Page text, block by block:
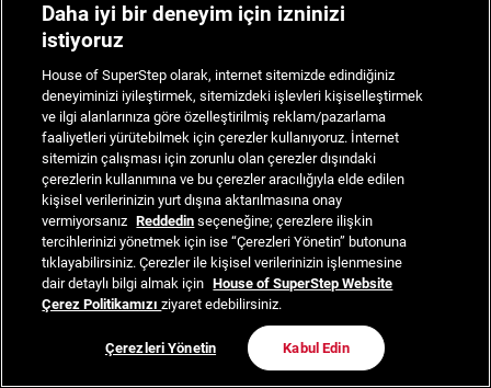
Daha iyi bir deneyim için izninizi
istiyoruz
House of SuperStep olarak, internet sitemizde edindiğiniz
deneyiminizi iyileştirmek, sitemizdeki işlevleri kişiselleştirmek
ve ilgi alanlarınıza göre özelleştirilmiş reklam/pazarlama
faaliyetleri yürütebilmek için çerezler kullanıyoruz. İnternet
sitemizin çalışması için zorunlu olan çerezler dışındaki
çerezlerin kullanımına ve bu çerezler aracılığıyla elde edilen
kişisel verilerinizin yurt dışına aktarılmasına onay
vermiyorsanız Reddedin seçeneğine; çerezlere ilişkin
tercihlerinizi yönetmek için ise “Çerezleri Yönetin” butonuna
tıklayabilirsiniz. Çerezler ile kişisel verilerinizin işlenmesine
dair detaylı bilgi almak için House of SuperStep Website
Çerez Politikamızıziyaret edebilirsiniz.
Çerezleri Yönetin Kabul Edin